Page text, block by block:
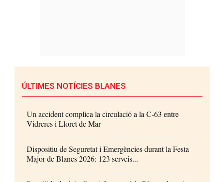
ÚLTIMES NOTÍCIES BLANES
Un accident complica la circulació a la C-63 entre
Vidreres i Lloret de Mar
Dispositiu de Seguretat i Emergències durant la Festa
Major de Blanes 2026: 123 serveis...